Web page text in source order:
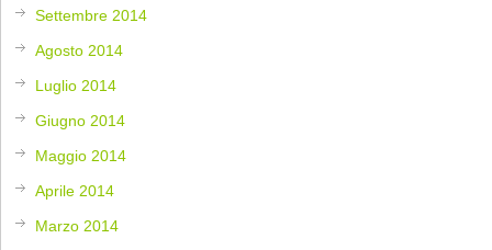
Settembre 2014
Agosto 2014
Luglio 2014
Giugno 2014
Maggio 2014
Aprile 2014
Marzo 2014